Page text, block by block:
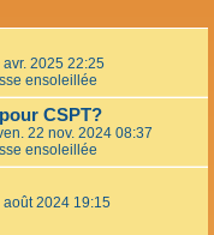
h
r
2025 22:25
ensoleillée
CSPT?
22 nov. 2024 08:37
ensoleillée
août 2024 19:15